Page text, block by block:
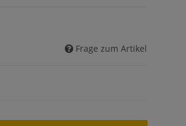
Frage zum Artikel